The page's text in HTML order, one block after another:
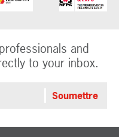
and
to your inbox.